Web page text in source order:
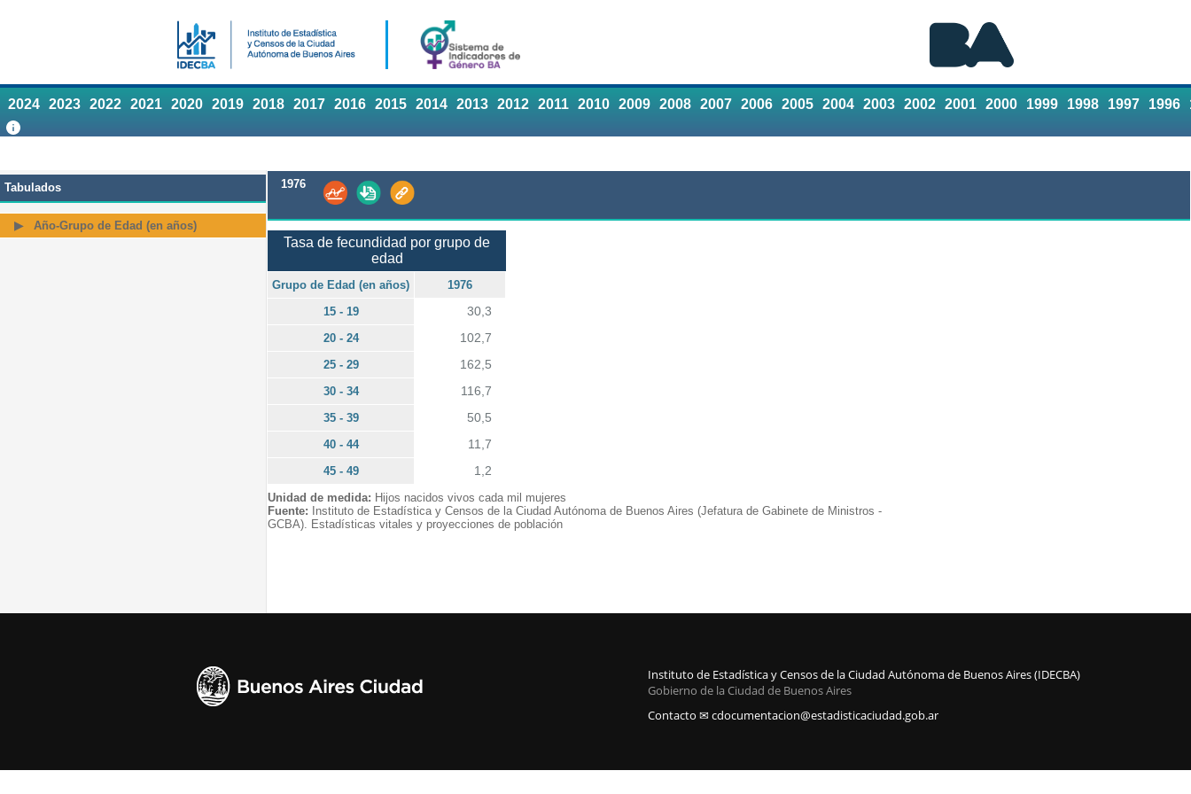
2024 2023 2022 2021 2020 2019 2018 2017 2016 2015 2014 2013 2012 2011 2010 2009 2008 2007 2006 2005 2004 2003 2002 2001 2000 1999 1998 1997 1996
Tabulados
Año-Grupo de Edad (en años)
1976
Tasa de fecundidad por grupo de
edad
Grupo de Edad (en años)
1976
15 - 19
30,3
20 - 24 102,7
25 - 29 162,5
30 - 34 116,7
35 - 39 50,5
40 - 44 11,7
45 - 49 1,2
Unidad de medida: Hijos nacidos vivos cada mil mujeres
Fuente: Instituto de Estadística y Censos de la Ciudad Autónoma de Buenos Aires (Jefatura de Gabinete de Ministros -
GCBA). Estadísticas vitales y proyecciones de población
Instituto de Estadística y Censos de la Ciudad Autónoma de Buenos Aires (IDECBA)
Gobierno de la Ciudad de Buenos Aires
Contacto ✉ cdocumentacion@estadisticaciudad.gob.ar